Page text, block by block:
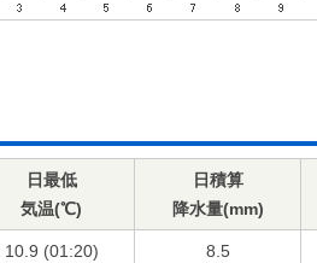
日最低
気温(℃)
日積算
降水量(mm)
10.9 (01:20) 8.5